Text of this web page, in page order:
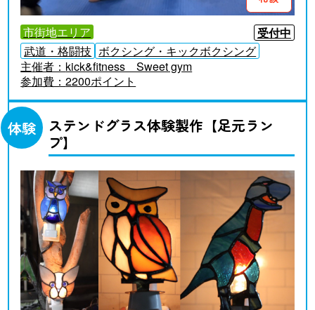
市街地エリア
受付中
武道・格闘技 ボクシング・キックボクシング
主催者： kick&fitness Sweet gym
参加費：2200ポイント
体験
ステンドグラス体験製作【足元ラン
プ】